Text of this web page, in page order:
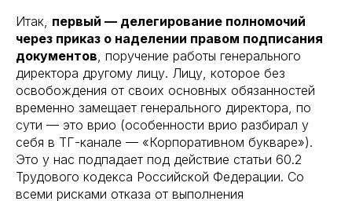
Итак, первый — делегирование полномочий
через приказ о наделении правом подписания
документов, поручение работы генерального
директора другому лицу. Лицу, которое без
освобождения от своих основных обязанностей
временно замещает генерального директора, по
сути — это врио (особенности врио разбирал у
себя в ТГ-канале — «Корпоративном букваре»).
Это у нас подпадает под действие статьи 60.2
Трудового кодекса Российской Федерации. Со
всеми рисками отказа от выполнения